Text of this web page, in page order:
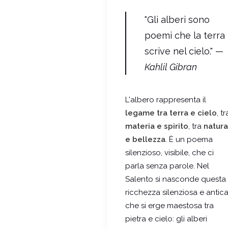
"Gli alberi sono
poemi che la terra
scrive nel cielo." —
Kahlil Gibran
L'albero rappresenta il
legame tra terra e cielo ,
materia e spirito , tra natura
e bellezza . È un poema
silenzioso, visibile, che ci
parla senza parole. Nel
Salento si nasconde questa
ricchezza silenziosa e
che si erge maestosa tra
pietra e cielo: gli alberi